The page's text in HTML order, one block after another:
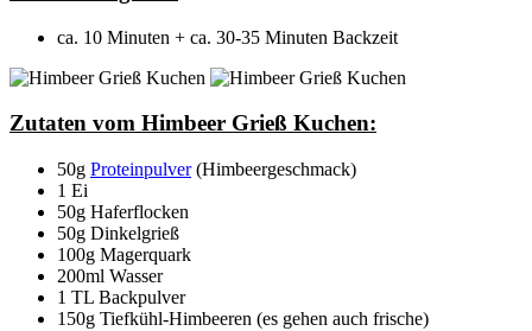
ca. 10 Minuten + ca. 30-35 Minuten Backzeit
Zutaten vom Himbeer Grieß Kuchen:
50g Proteinpulver(Himbeergeschmack)
1 Ei
50g Haferflocken
50g Dinkelgrieß
100g Magerquark
200ml Wasser
1 TL Backpulver
150g Tiefkühl-Himbeeren (es gehen auch frische)